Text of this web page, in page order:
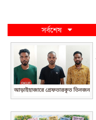
সর্বশেষ